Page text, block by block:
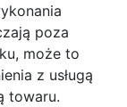
poza
może to
z usługą
towaru.